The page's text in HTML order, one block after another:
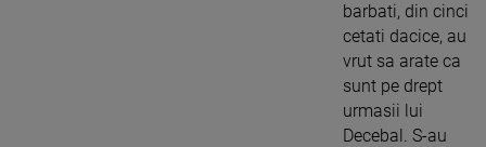
barbati, din cinci
cetati dacice, au
vrut sa arate ca
sunt pe drept
urmasii lui
Decebal. S-au